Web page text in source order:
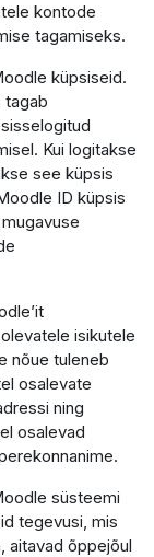
kontode
tagamiseks.
küpsiseid.
tagab
Kui logitakse
see küpsis
ID küpsis
isikutele
nõue tuleneb
osalevate
ning
osalevad
süsteemi
tegevusi, mis
aitavad õppejõul